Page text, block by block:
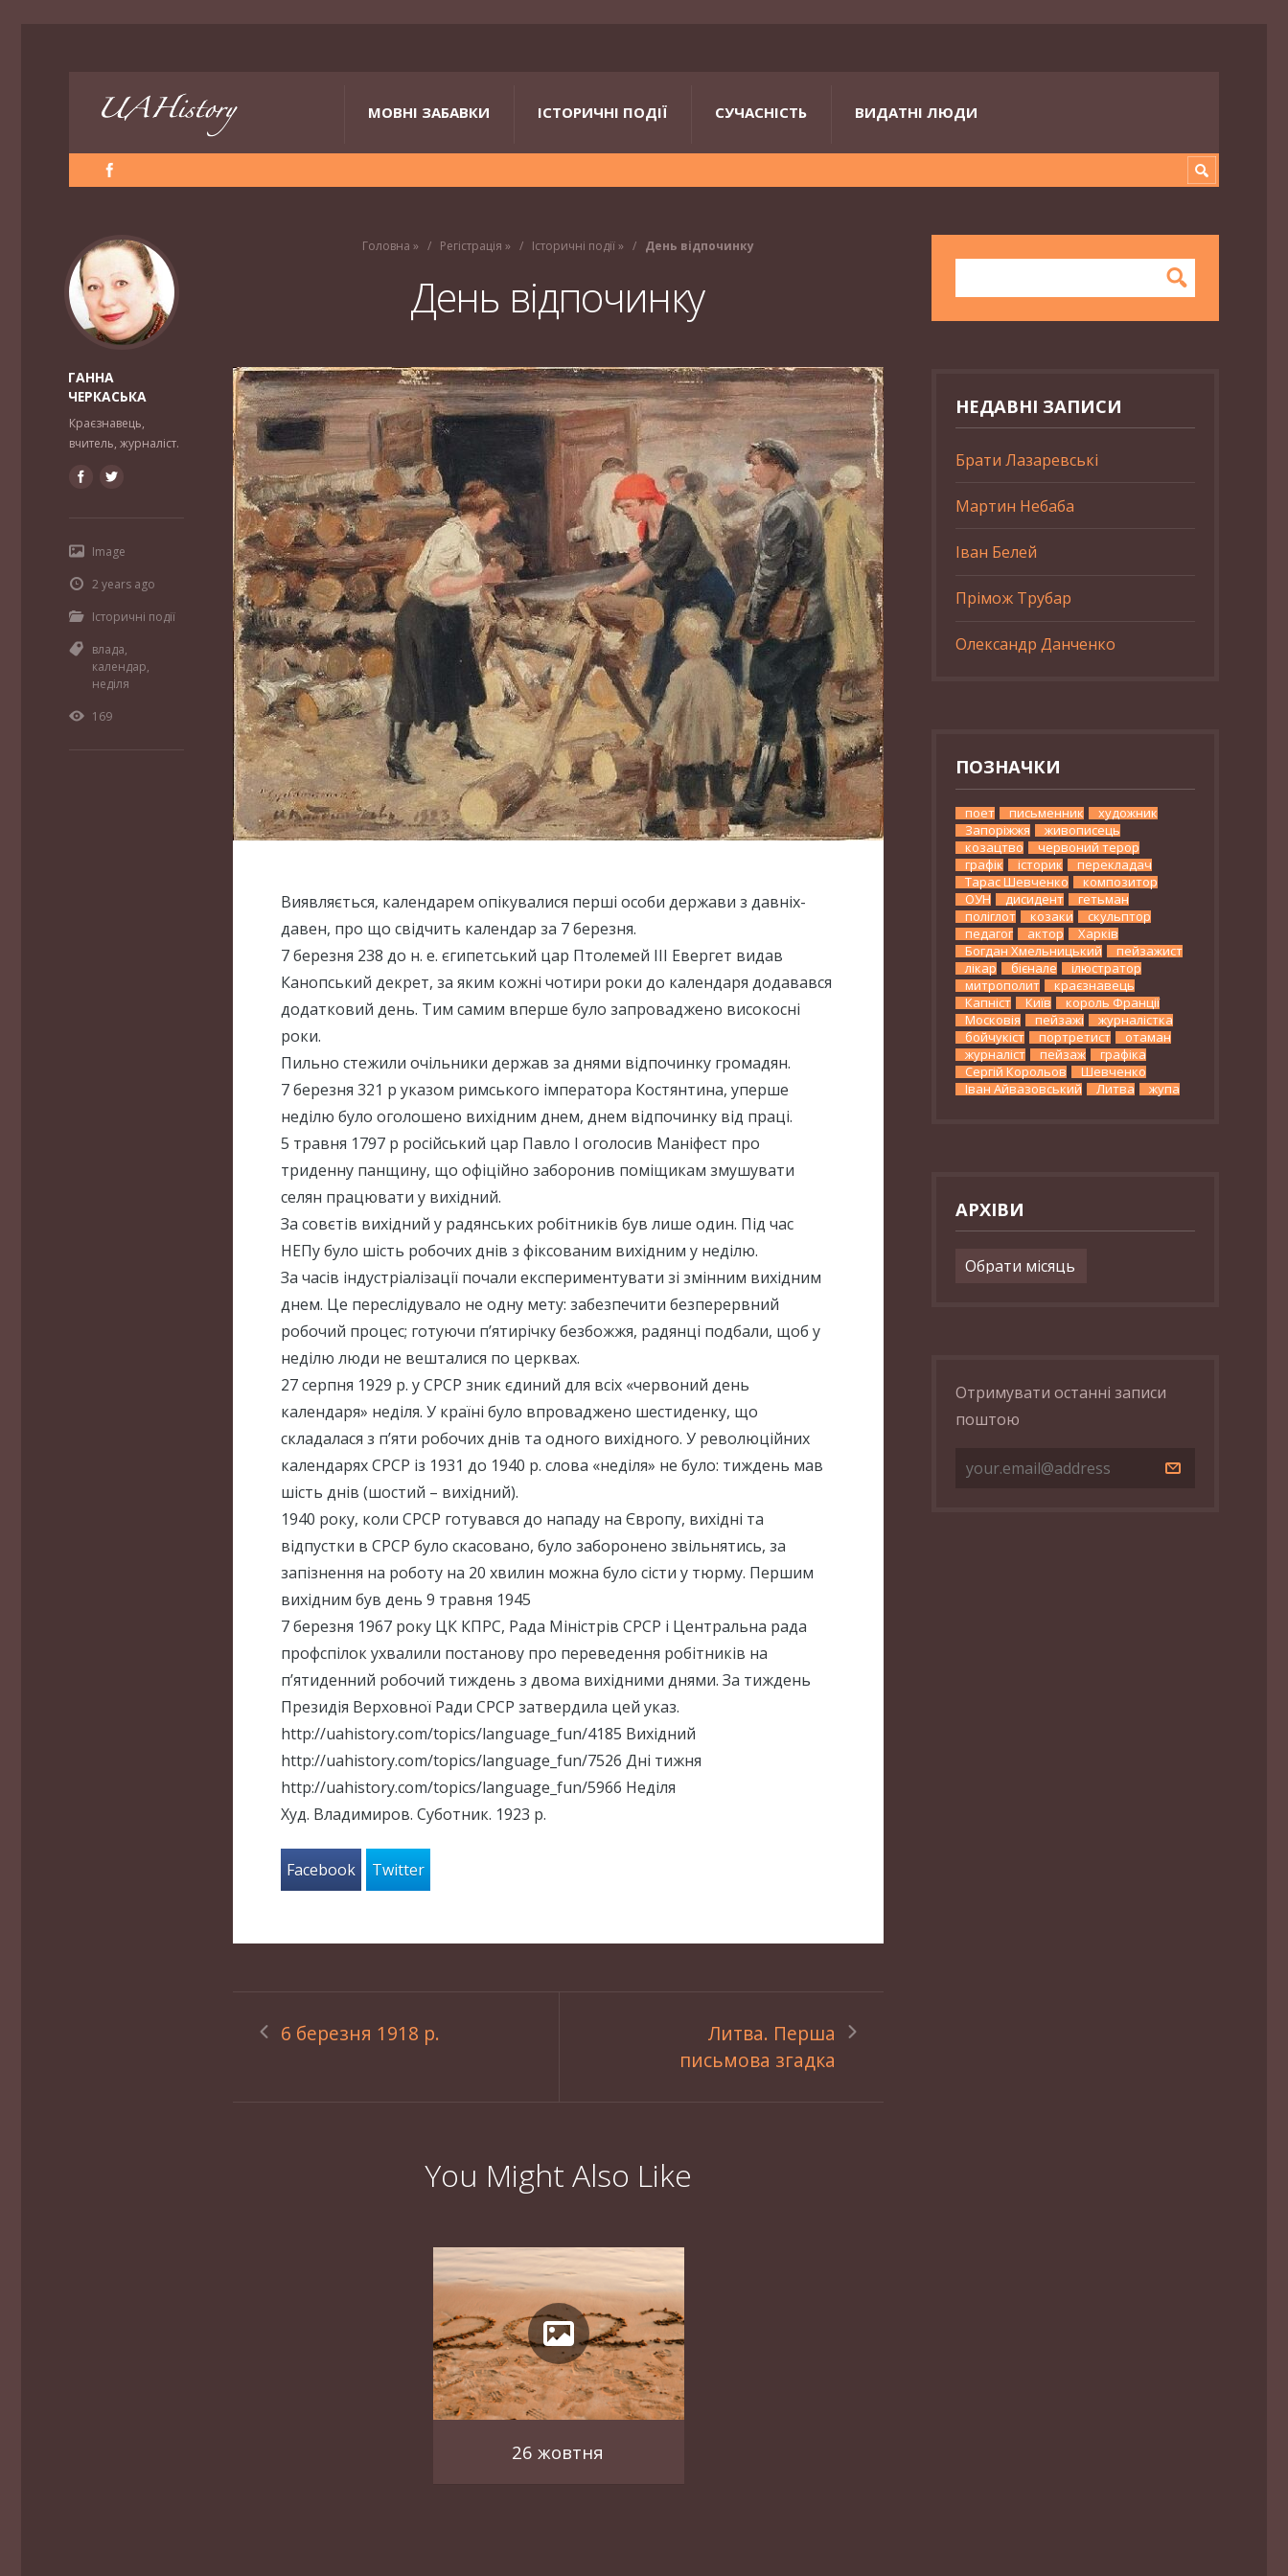
МОВНІ ЗАБАВКИ ІСТОРИЧНІ ПОДІЇ СУЧАСНІСТЬ ВИДАТНІ ЛЮДИ
Головна » Регістрація » Історичні події» День відпочинку
День відпочинку
Виявляється, календарем опікувалися перші особи держави з давніх-
давен, про що свідчить календар за 7 березня.
7 березня 238 до н. е. єгипетський цар Птолемей III Евергет видав
Канопський декрет, за яким кожні чотири роки до календаря додавався
додатковий день. Тим самим вперше було запроваджено високосні
роки.
Пильно стежили очільники держав за днями відпочинку громадян.
7 березня 321 р указом римського імператора Костянтина, уперше
неділю було оголошено вихідним днем, днем відпочинку від праці.
5 травня 1797 р російський цар Павло I оголосив Маніфест про
триденну панщину, що офіційно заборонив поміщикам змушувати
селян працювати у вихідний.
За совєтів вихідний у радянських робітників був лише один. Під час
НЕПу було шість робочих днів з фіксованим вихідним у неділю.
За часів індустріалізації почали експериментувати зі змінним вихідним
днем. Це переслідувало не одну мету: забезпечити безперервний
робочий процес; готуючи п’ятирічку безбожжя, радянці подбали, щоб у
неділю люди не вешталися по церквах.
27 серпня 1929 р. у СРСР зник єдиний для всіх «червоний день
календаря» неділя. У країні було впроваджено шестиденку, що
складалася з п’яти робочих днів та одного вихідного. У революційних
календарях СРСР із 1931 до 1940 р. слова «неділя» не було: тиждень мав
шість днів (шостий – вихідний).
1940 року, коли СРСР готувався до нападу на Європу, вихідні та
відпустки в СРСР було скасовано, було заборонено звільнятись, за
запізнення на роботу на 20 хвилин можна було сісти у тюрму. Першим
вихідним був день 9 травня 1945
7 березня 1967 року ЦК КПРС, Рада Міністрів СРСР і Центральна рада
профспілок ухвалили постанову про переведення робітників на
п’ятиденний робочий тиждень з двома вихідними днями. За тиждень
Президія Верховної Ради СРСР затвердила цей указ.
http://uahistory.com/topics/language_fun/4185 Вихідний
http://uahistory.com/topics/language_fun/7526 Дні тижня
http://uahistory.com/topics/language_fun/5966 Неділя
Худ. Владимиров. Суботник. 1923 р.
Facebook Twitter
6 березня 1918 р.
Литва. Перша
письмова згадка
You Might Also Like
26 жовтня
ГАННА
ЧЕРКАСЬКА
Краєзнавець,
вчитель, журналіст.
Image
2 years ago
Історичні події
влада,
календар,
неділя
169
НЕДАВНІ ЗАПИСИ
Брати Лазаревські
Мартин Небаба
Іван Белей
Прімож Трубар
Олександр Данченко
ПОЗНАЧКИ
поет письменник
художник
Запоріжжя
живописець
козацтво
червоний терор
графік
історик
перекладач
Тарас Шевченко
композитор
ОУН
дисидент
гетьман
поліглот
козаки
скульптор
педагог
актор
Харків
Богдан Хмельницький
пейзажист
лікар
бієнале
ілюстратор
митрополит
краєзнавець
Капніст
Київ
король Франції
Московія
пейзажі
журналістка
бойчукіст
портретист
отаман
журналіст
пейзаж
графіка
Сергій Корольов
Шевченко
Іван Айвазовський
Литва жупа
АРХІВИ
Архіви
Отримувати останні записи
поштою